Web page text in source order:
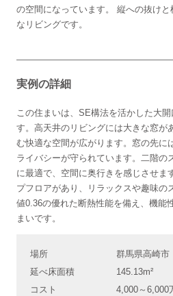
の空間になっています。 縦への抜け
なリビングです。
実例の詳細
この住まいは、SE構法を活かした大
す。高天井のリビングには大きな窓が
む快適な空間が広がります。窓の先に
ライバシーが守られています。二階の
に最適で、空間に奥行きを感じさせま
プフロアがあり、リラックスや趣味の
値0.36の優れた断熱性能を備え、機能
まいです。
場所
群馬県高崎市
延べ床面積
145.13m²
コスト
4,000～6,000